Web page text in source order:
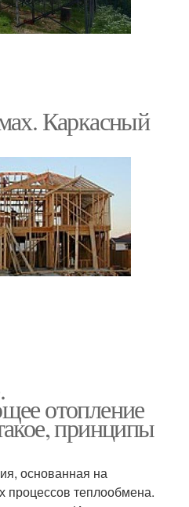
Каркасный
отопление
принципы
основанная на
процессов теплообмена.